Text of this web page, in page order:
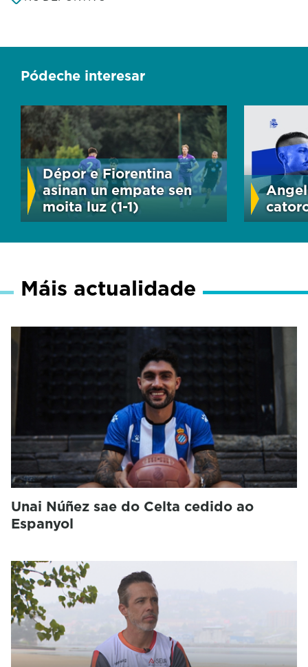
Pódeche interesar
Dépor e Fiorentina
asinan un empate sen
moita luz (1-1)
Máis actualidade
Unai Núñez sae do Celta cedido ao
Espanyol